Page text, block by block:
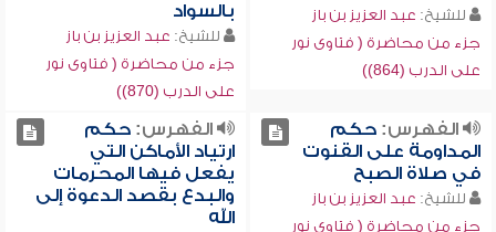
للشيخ: عبد العزيز بن باز
جزء من محاضرة ( فتاوى نور
على الدرب (864))
بالسواد
للشيخ: عبد العزيز بن باز
جزء من محاضرة ( فتاوى نور
على الدرب (870))
الفهرس:حكم
المداومة على القنوت
في صلاة الصبح
للشيخ: عبد العزيز بن باز
جزء من محاضرة ( فتاوى نور
الفهرس:حكم
ارتياد الأماكن التي
يفعل فيها المحرمات
والبدع بقصد الدعوة إلى
الله